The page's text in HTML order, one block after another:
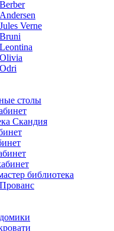
Verne
столы
Скандия
библиотека